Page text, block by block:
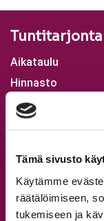
Tämä sivusto
Käytämme
räätälöimiseen,
tukemiseen ja
Tuntitarjonta
Aikataulu
Hinnasto
Lajit
Tapanilan
Syyskausi 2026
Omat tiedot ja